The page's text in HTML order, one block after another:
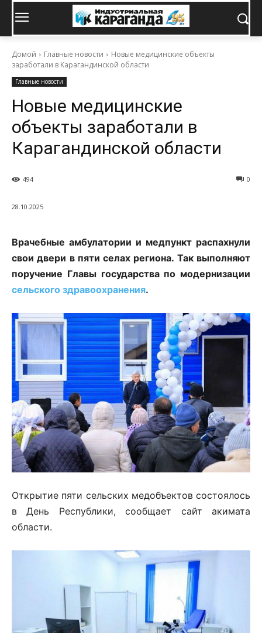
Домой Главные новости
Новые медицинские объекты
заработали в Карагандинской области
Главные новости
Новые медицинские
объекты заработали в
Карагандинской области
0
494
28.10.2025
Врачебные амбулатории и медпункт распахнули
свои двери в пяти селах региона. Так выполняют
поручение Главы государства по модернизации
сельского здравоохранения.
Открытие пяти сельских медобъектов состоялось
в День Республики, сообщает сайт акимата
области.